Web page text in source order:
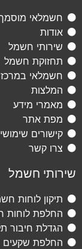
חשמלאי
אודות
שירותי חשמל
תחזוקת חשמל
חשמלאי במרכז
המלצות
מאמרי מידע
מפת אתר
קישורים
צרו קשר
שירותי חשמל
תיקון לוחות
החלפת לוחות
הגדלת חיבור
החלפת שקעים